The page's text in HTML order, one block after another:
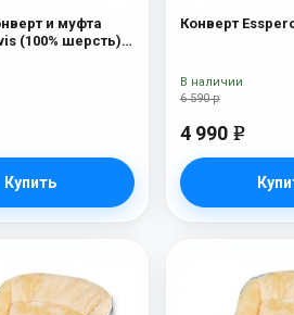
и муфта
(100% шерсть)
Купить
Конверт
6 590 р
4 990 e
В наличии